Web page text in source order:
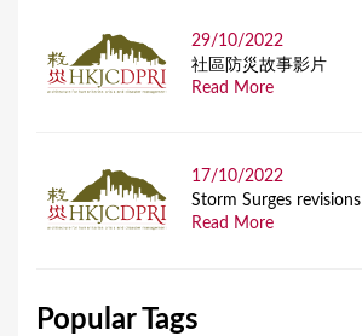
29/10/2022
社區防災故事影片
Read More
17/10/2022
Storm Surges revisions
Read More
Popular Tags